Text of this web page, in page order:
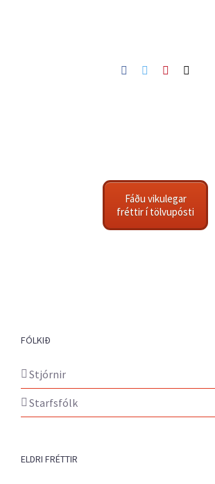
Facebook
TwitterPinterest
Fáðu vikulegar
fréttir í tölvupósti
FÓLKIÐ
Stjórnir
Starfsfólk
ELDRI FRÉTTIR